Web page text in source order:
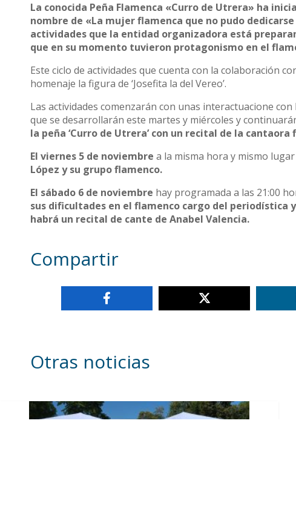
La conocida Peña Flamenca «Curro de Utrera» ha
nombre de «La mujer flamenca que no pudo
actividades que la entidad organizadora está
que en su momento tuvieron protagonismo en el
Este ciclo de actividades que cuenta con la colaboración
homenaje la figura de ‘Josefita la del Vereo’.
Las actividades comenzarán con unas interactuacione
que se desarrollarán este martes y miércoles y
la peña ‘Curro de Utrera’ con un recital de la
El viernes 5 de noviembrea la misma hora y mismo lugar
López y su grupo flamenco.
El sábado 6 de noviembre hay programada a las 21:00
sus dificultades en el flamenco cargo del periodística
habrá un recital de cante de Anabel Valencia.
Compartir
Otras noticias